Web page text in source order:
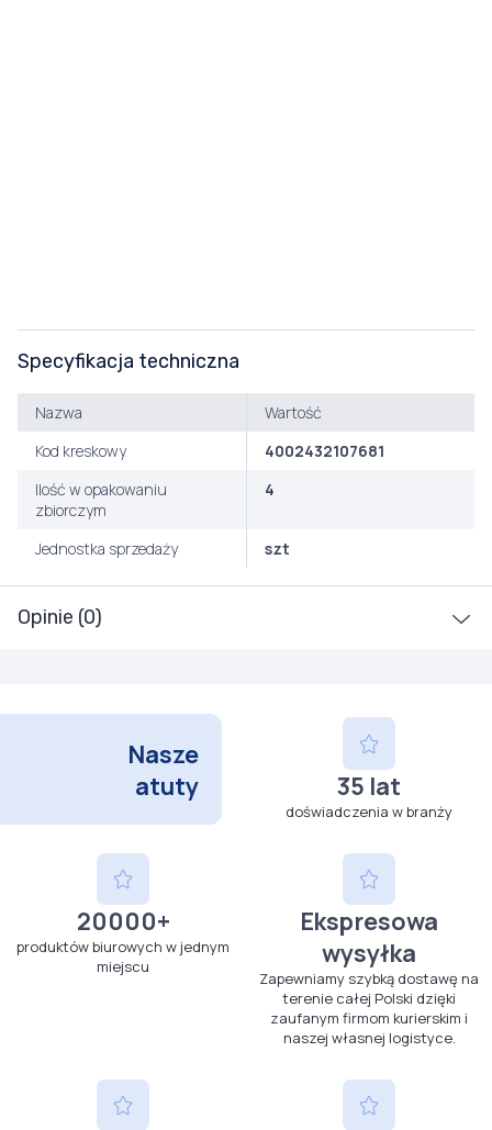
Opinie (0)
Specyfikacja techniczna
Nazwa
Wartość
Kod kreskowy
4002432107681
Ilość w opakowaniu
zbiorczym
4
Jednostka sprzedaży szt
Nasze
atuty
35 lat
doświadczenia w branży
20000+
produktów biurowych w jednym
miejscu
Ekspresowa
wysyłka
Zapewniamy szybką dostawę na
terenie całej Polski dzięki
zaufanym firmom kurierskim i
naszej własnej logistyce.